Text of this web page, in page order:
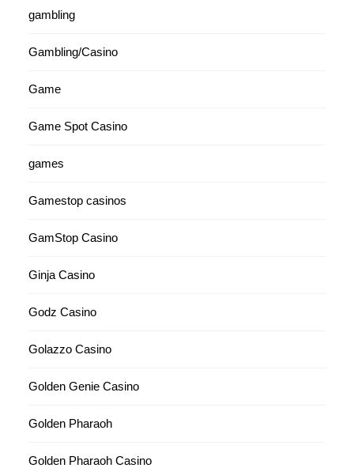
gambling
Gambling/Casino
Game
Game Spot Casino
games
Gamestop casinos
GamStop Casino
Ginja Casino
Godz Casino
Golazzo Casino
Golden Genie Casino
Golden Pharaoh
Golden Pharaoh Casino